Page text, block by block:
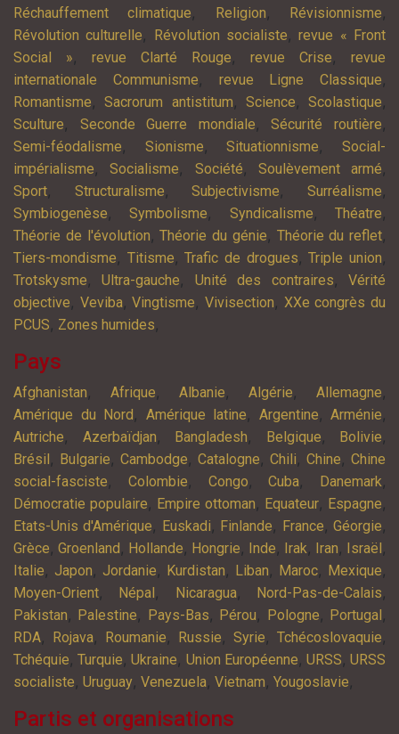
Réchauffement climatique, Religion, Révisionnisme,
Révolution culturelle, Révolution socialiste,revue « Front
Social », revue Clarté Rouge, revue Crise, revue
internationale Communisme, revue Ligne Classique,
Romantisme,Sacrorum antistitum, Science, Scolastique,
Sculture, Seconde Guerre mondiale,Sécurité routière,
Semi-féodalisme, Sionisme,Situationnisme,Social-
impérialisme,Socialisme, Société, Soulèvement armé,
Sport, Structuralisme,Subjectivisme,Surréalisme,
Symbiogenèse,Symbolisme, Syndicalisme,Théatre,
Théorie de l'évolution,Théorie du génie, Théorie du reflet,
Tiers-mondisme, Titisme,Trafic de drogues,Triple union,
Trotskysme,Ultra-gauche, Unité des contraires,Vérité
objective, Veviba,Vingtisme,Vivisection, XXe congrès du
PCUS, Zones humides,
Pays
Afghanistan, Afrique, Albanie, Algérie, Allemagne,
Amérique du Nord, Amérique latine, Argentine, Arménie,
Autriche, Azerbaïdjan, Bangladesh, Belgique, Bolivie,
Brésil, Bulgarie, Cambodge, Catalogne, Chili, Chine, Chine
social-fasciste, Colombie, Congo,Cuba, Danemark,
Démocratie populaire, Empire ottoman, Equateur, Espagne,
Etats-Unis d'Amérique, Euskadi, Finlande, France,Géorgie,
Grèce, Groenland, Hollande, Hongrie, Inde, Irak, Iran, Israël,
Italie, Japon, Jordanie, Kurdistan, Liban, Maroc, Mexique,
Moyen-Orient, Népal, Nicaragua, Nord-Pas-de-Calais,
Pakistan, Palestine, Pays-Bas, Pérou, Pologne, Portugal,
RDA, Rojava, Roumanie, Russie, Syrie, Tchécoslovaquie,
Tchéquie,Turquie,Ukraine, Union Européenne, URSS,URSS
socialiste, Uruguay, Venezuela, Vietnam, Yougoslavie,
Partis et organisations